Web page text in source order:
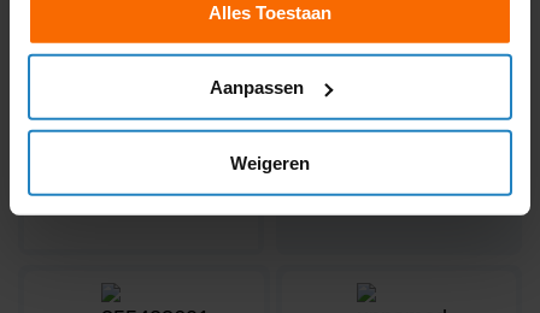
Alles Toestaan
Aanpassen
Weigeren
“Super Cursussen!!!!!! Alle 3
zonder vooraf te leren en
en Hellen Super bedankt !!!”
zonder te leren alle 3 de
aanrader! Erg goede
begeleiding vanaf het
moment dat je binnenkomt..”